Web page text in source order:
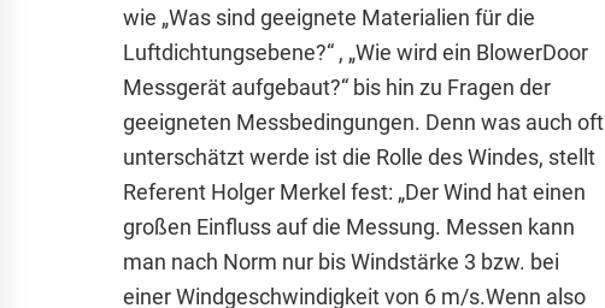
wie „Was sind geeignete Materialien für die
Luftdichtungsebene?“ , „Wie wird ein BlowerDoor
Messgerät aufgebaut?“ bis hin zu Fragen der
geeigneten Messbedingungen. Denn was auch oft
unterschätzt werde ist die Rolle des Windes, stellt
Referent Holger Merkel fest: „Der Wind hat einen
großen Einfluss auf die Messung. Messen kann
man nach Norm nur bis Windstärke 3 bzw. bei
einer Windgeschwindigkeit von 6 m/s.Wenn also